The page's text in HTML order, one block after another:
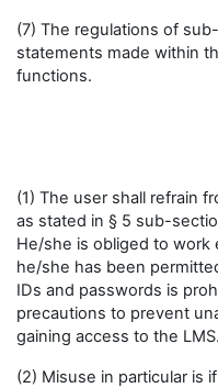
(7) The regulations of
statements made within
functions.
(1) The user shall refrain
as stated in § 5 sub-
He/she is obliged to work
he/she has been
IDs and passwords is
precautions to prevent
gaining access to the LMS.
(2) Misuse in particular is